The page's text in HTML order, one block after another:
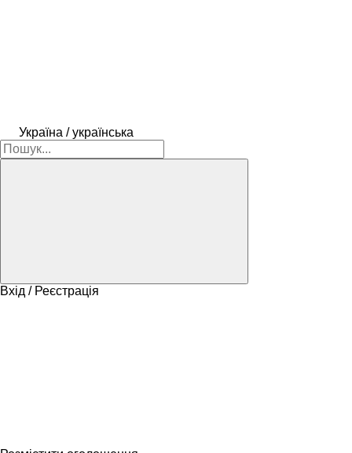
Україна / українська
Вхід / Реєстрація